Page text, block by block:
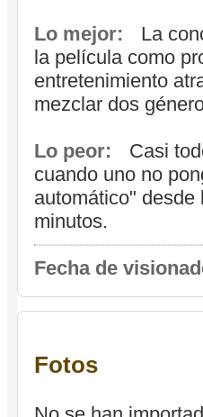
Lo mejor:
La
la película como
entretenimiento
mezclar dos
Lo peor:
Casi
cuando uno no
automático" desde
minutos.
Fecha de
Fotos